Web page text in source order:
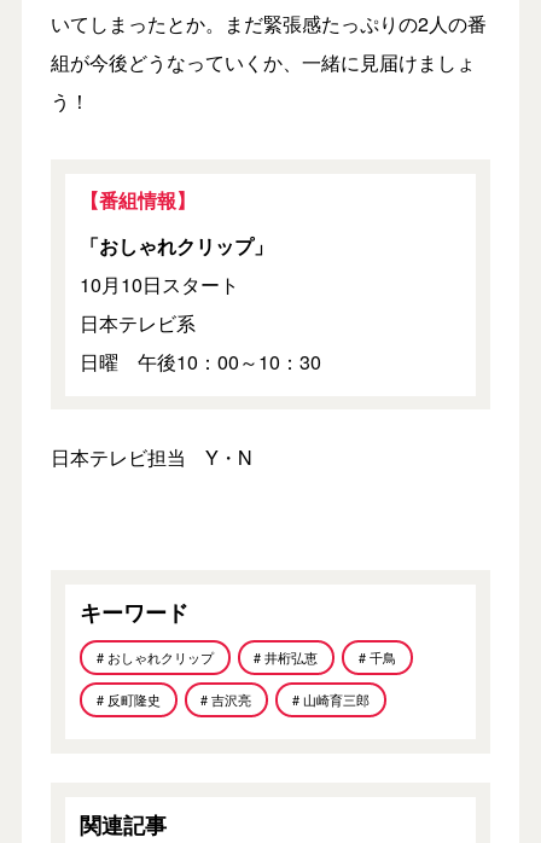
いてしまったとか。まだ緊張感たっぷりの2人の番
組が今後どうなっていくか、一緒に見届けましょ
う！
【番組情報】
「おしゃれクリップ」
10月10日スタート
日本テレビ系
日曜 午後10：00～10：30
日本テレビ担当 Y・N
キーワード
# おしゃれクリップ # 井桁弘恵 # 千鳥
# 反町隆史 # 吉沢亮 # 山崎育三郎
関連記事